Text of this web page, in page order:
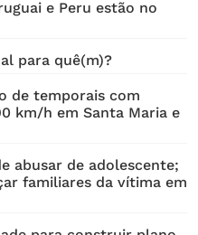
e Peru estão no
para quê(m)?
de temporais com
km/h em Santa Maria e
abusar de adolescente;
familiares da vítima em